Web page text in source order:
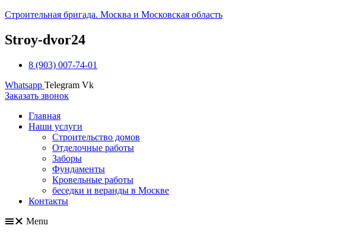
Строительная бригада. Москва и Московская область
Stroy-dvor24
8 (903) 007-74-01
Whatsapp Telegram Vk
Заказать звонок
Главная
Наши услуги
Строительство домов
Отделочные работы
Заборы
Фундаменты
Кровельные работы
беседки и веранды в Москве
Контакты
Menu